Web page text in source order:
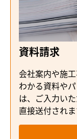
資料請求
会社案内や施
わかる資料や
は、ご入力い
直接送付されま